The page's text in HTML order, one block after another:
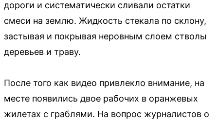
дороги и систематически сливали остатки
смеси на землю. Жидкость стекала по склону,
застывая и покрывая неровным слоем стволы
деревьев и траву.
После того как видео привлекло внимание, на
месте появились двое рабочих в оранжевых
жилетах с граблями. На вопрос журналистов о